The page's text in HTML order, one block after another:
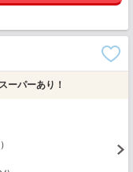
ーパーあり！